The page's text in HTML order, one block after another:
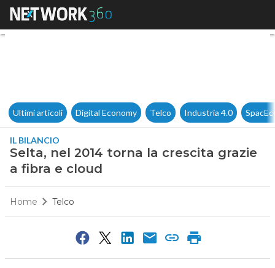
Selta, nel 2014 torna la
Ultimi articoli Digital Economy Telco Industria 4.0
IL BILANCIO
Selta, nel 2014 torna la crescita grazie
a fibra e cloud
Home Telco